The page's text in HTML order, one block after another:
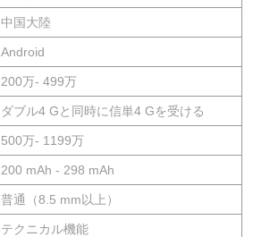
中国大陸
Android
200万- 499万
ダブル4 Gと同時に信単4 Gを受ける
500万- 1199万
200 mAh - 298 mAh
普通（8.5 mm以上）
テクニカル機能